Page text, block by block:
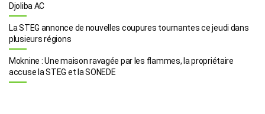
Djoliba AC
La STEG annonce de nouvelles coupures tournantes ce jeudi dans
plusieurs régions
Moknine : Une maison ravagée par les flammes, la propriétaire
accuse la STEG et la SONEDE